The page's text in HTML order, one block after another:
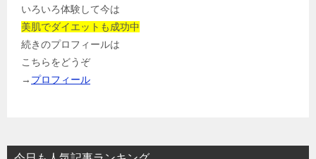
いろいろ体験して今は
美肌でダイエットも成功中
続きのプロフィールは
こちらをどうぞ
→ プロフィール